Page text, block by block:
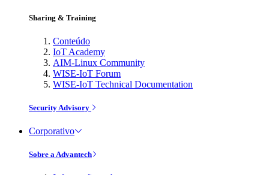
Sharing & Training
Conteúdo
IoT Academy
AIM-Linux Community
WISE-IoT Forum
WISE-IoT Technical Documentation
Security Advisory
Corporativo
Sobre a Advantech